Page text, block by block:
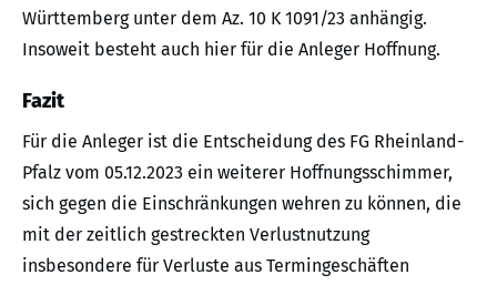
Württemberg unter dem Az. 10 K 1091/23 anhängig.
Insoweit besteht auch hier für die Anleger Hoffnung.
Fazit
Für die Anleger ist die Entscheidung des FG Rheinland-
Pfalz vom 05.12.2023 ein weiterer Hoffnungsschimmer,
sich gegen die Einschränkungen wehren zu können, die
mit der zeitlich gestreckten Verlustnutzung
insbesondere für Verluste aus Termingeschäften